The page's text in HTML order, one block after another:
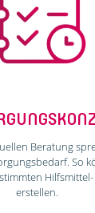
Beratung
So
erstellen.